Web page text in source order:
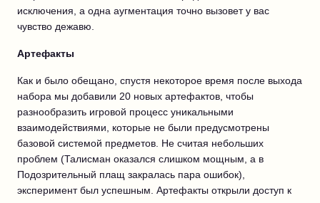
исключения, а одна аугментация точно вызовет у вас
чувство дежавю.
Артефакты
Как и было обещано, спустя некоторое время после выхода
набора мы добавили 20 новых артефактов, чтобы
разнообразить игровой процесс уникальными
взаимодействиями, которые не были предусмотрены
базовой системой предметов. Не считая небольших
проблем (Талисман оказался слишком мощным, а в
Подозрительный плащ закралась пара ошибок),
эксперимент был успешным. Артефакты открыли доступ к